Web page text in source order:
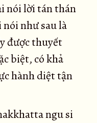
nói lời tán thán
như sau là
được thuyết
biệt, có khả
hành diệt tận
ngu si